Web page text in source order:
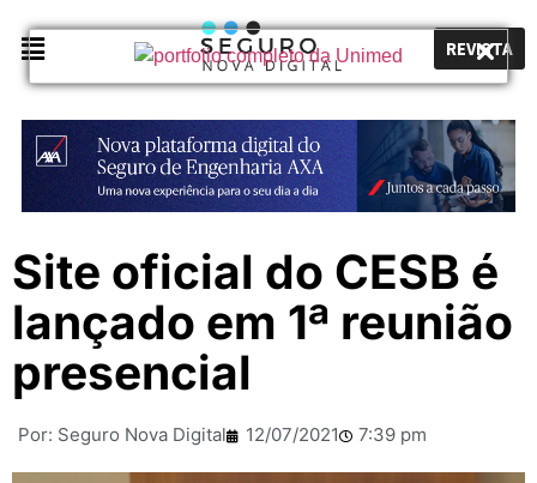
REVISTA
Site oficial do CESB é
lançado em 1ª reunião
presencial
Por: Seguro Nova Digital 12/07/2021 7:39 pm